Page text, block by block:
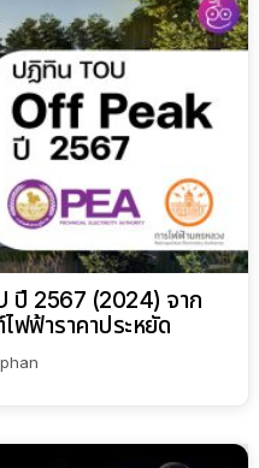
ปี 2567 (2024) จาก
ฟฟ้าราคาประหยัด